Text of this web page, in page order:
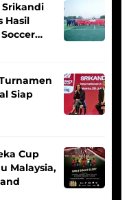
Hasil
Siap
Cup
Malaysia,